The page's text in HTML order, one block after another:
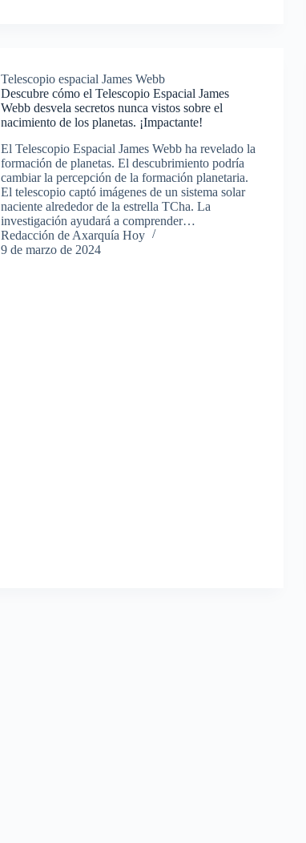
Telescopio espacial James Webb
Descubre cómo el Telescopio Espacial James
Webb desvela secretos nunca vistos sobre el
nacimiento de los planetas. ¡Impactante!
El Telescopio Espacial James Webb ha revelado la
formación de planetas. El descubrimiento podría
cambiar la percepción de la formación planetaria.
El telescopio captó imágenes de un sistema solar
naciente alrededor de la estrella TCha. La
investigación ayudará a comprender…
Redacción de Axarquía Hoy
9 de marzo de 2024